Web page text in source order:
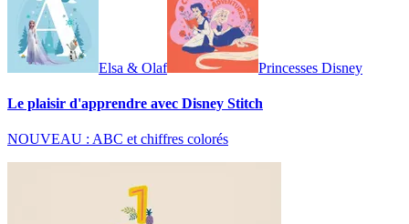
Elsa & Olaf Princesses Disney
Le plaisir d'apprendre avec Disney Stitch
NOUVEAU : ABC et chiffres colorés